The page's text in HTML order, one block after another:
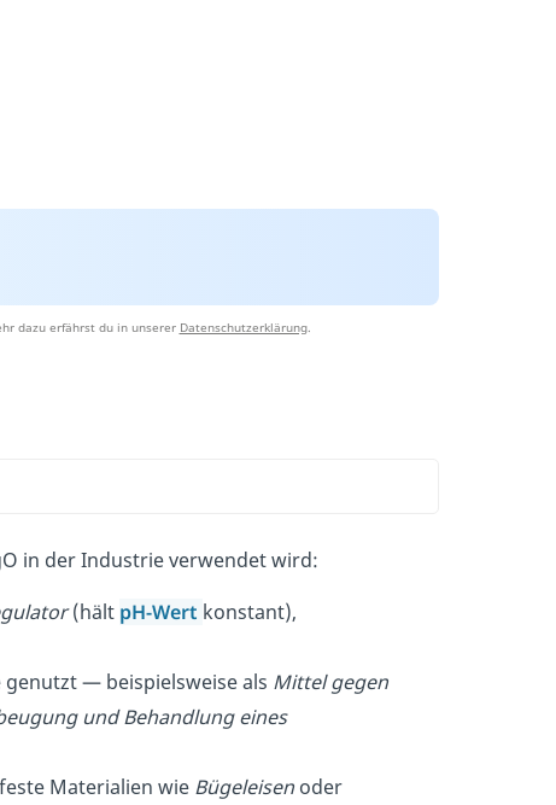
dazu erfährst du in unserer Datenschutzerklärung.
in der Industrie verwendet wird:
(hält pH-Wert konstant),
genutzt — beispielsweise als Mittel gegen
und Behandlung eines
Materialien wie Bügeleisen oder